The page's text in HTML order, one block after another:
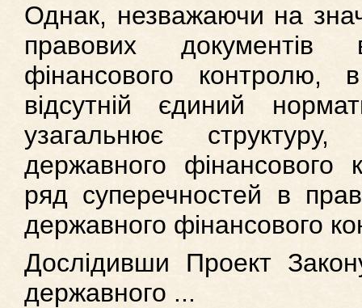
Однак, незважаючи на
правових документів
фінансового
відсутній єдиний
узагальнює
державного
ряд суперечностей в
державного фінансового
Дослідивши Проект
державного ...